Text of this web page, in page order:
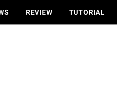
REVIEW TUTORIAL